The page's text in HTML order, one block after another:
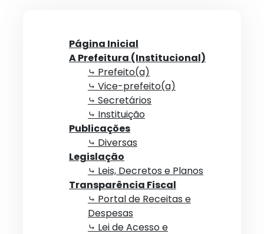
Página Inicial
A Prefeitura (Institucional)
⤷ Prefeito(a)
⤷ Vice-prefeito(a)
⤷ Secretários
⤷ Instituição
Publicações
⤷ Diversas
Legislação
⤷ Leis, Decretos e Planos
Transparência Fiscal
⤷ Portal de Receitas e
Despesas
⤷ Lei de Acesso e